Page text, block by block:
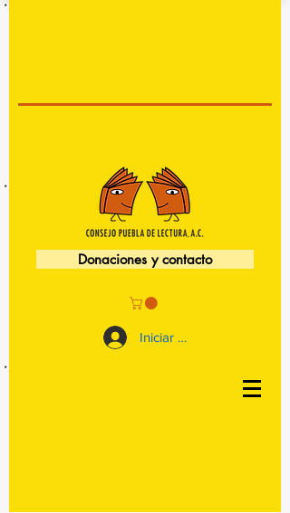
Donaciones y contacto
Iniciar sesión